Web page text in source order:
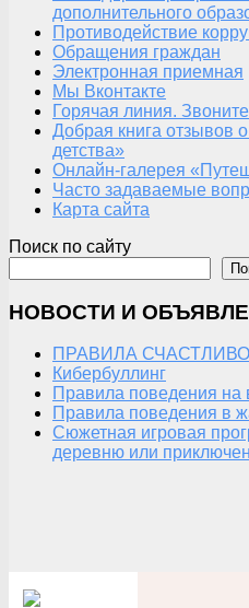
дополнительного
Противодействие
Обращения граждан
Электронная приемная
Мы Вконтакте
Горячая линия. Звоните
Добрая книга отзывов
детства»
Онлайн-галерея
Часто задаваемые
Карта сайта
Поиск по сайту
НОВОСТИ И
ПРАВИЛА
Кибербуллинг
Правила поведения на
Правила поведения в
Сюжетная игровая
деревню или